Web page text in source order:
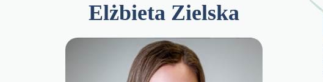
Elżbieta Zielska